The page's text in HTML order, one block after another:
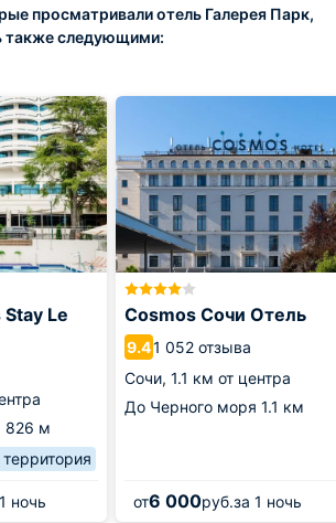
просматривали отель Галерея Парк,
также следующими:
Le
826 м
ночь
Cosmos Сочи Отель
9.41 052 отзыва
Сочи, 1.1 км от центра
До Черного моря 1.1 км
от6 000руб.за 1 ночь